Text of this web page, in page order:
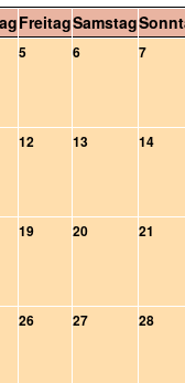
FreitagSamstag
5 6 7
12 13 14
19 20 21
26 27 28